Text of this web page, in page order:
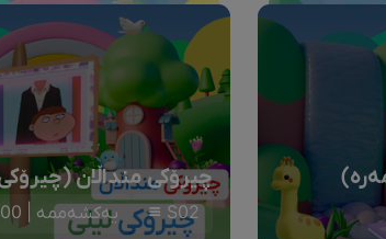
چیرۆکی منداڵان
S02 یەکشەممە | 20:00 EBL